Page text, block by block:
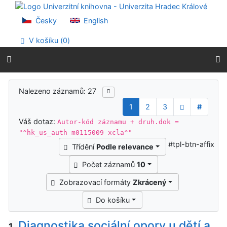
Přejít na obsah
Přejít na menu
Prohlášení o webové přístupnosti
Česky English
V košíku (0)
Výsledky vyhledávání
Nalezeno záznamů: 27
1
2 3
#
Váš dotaz:Autor-kód záznamu + druh.dok =
"^hk_us_auth m0115009 xcla^"
Třídění Podle relevance
Počet záznamů 10
Zobrazovací formáty Zkrácený
Do košíku
#tpl-btn-affix